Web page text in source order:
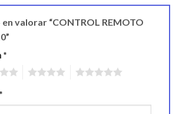
valorar “CONTROL REMOTO
*
*